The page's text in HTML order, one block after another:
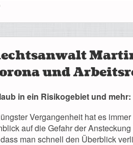
und
in ein Risikogebiet und mehr:
Vergangenheit hat es
auf die Gefahr der
man schnell den Überblick